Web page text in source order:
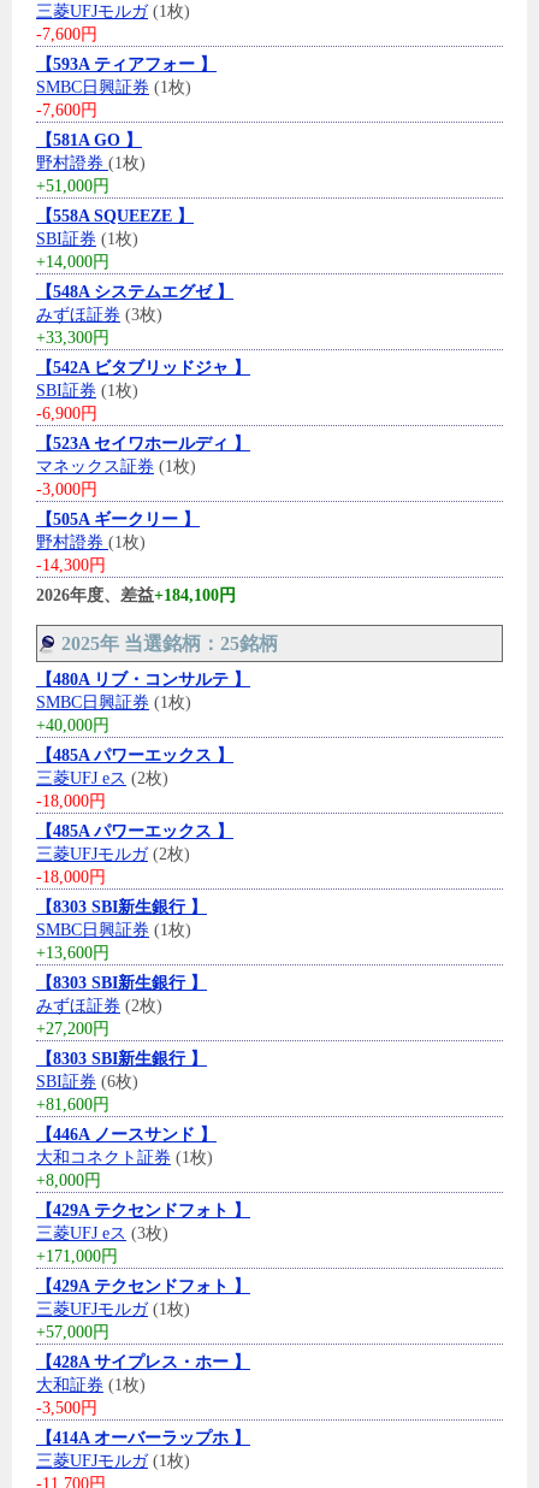
三菱UFJモルガ(1枚)
-7,600円
【593A ティアフォー 】
SMBC日興証券 (1枚)
-7,600円
【581A GO 】
野村證券 (1枚)
+51,000円
【558A SQUEEZE 】
SBI証券 (1枚)
+14,000円
【548A システムエグゼ 】
みずほ証券 (3枚)
+33,300円
【542A ビタブリッドジャ 】
SBI証券 (1枚)
-6,900円
【523A セイワホールディ 】
マネックス証券 (1枚)
-3,000円
【505A ギークリー 】
野村證券 (1枚)
-14,300円
2026年度、差益+184,100円
2025年 当選銘柄：25銘柄
【480A リブ・コンサルテ 】
SMBC日興証券 (1枚)
+40,000円
【485A パワーエックス 】
三菱UFJ eス (2枚)
-18,000円
【485A パワーエックス 】
三菱UFJモルガ(2枚)
-18,000円
【8303 SBI新生銀行 】
SMBC日興証券 (1枚)
+13,600円
【8303 SBI新生銀行 】
みずほ証券 (2枚)
+27,200円
【8303 SBI新生銀行 】
SBI証券 (6枚)
+81,600円
【446A ノースサンド 】
大和コネクト証券 (1枚)
+8,000円
【429A テクセンドフォト 】
三菱UFJ eス (3枚)
+171,000円
【429A テクセンドフォト 】
三菱UFJモルガ(1枚)
+57,000円
【428A サイプレス・ホー 】
大和証券 (1枚)
-3,500円
【414A オーバーラップホ 】
三菱UFJモルガ(1枚)
-11,700円